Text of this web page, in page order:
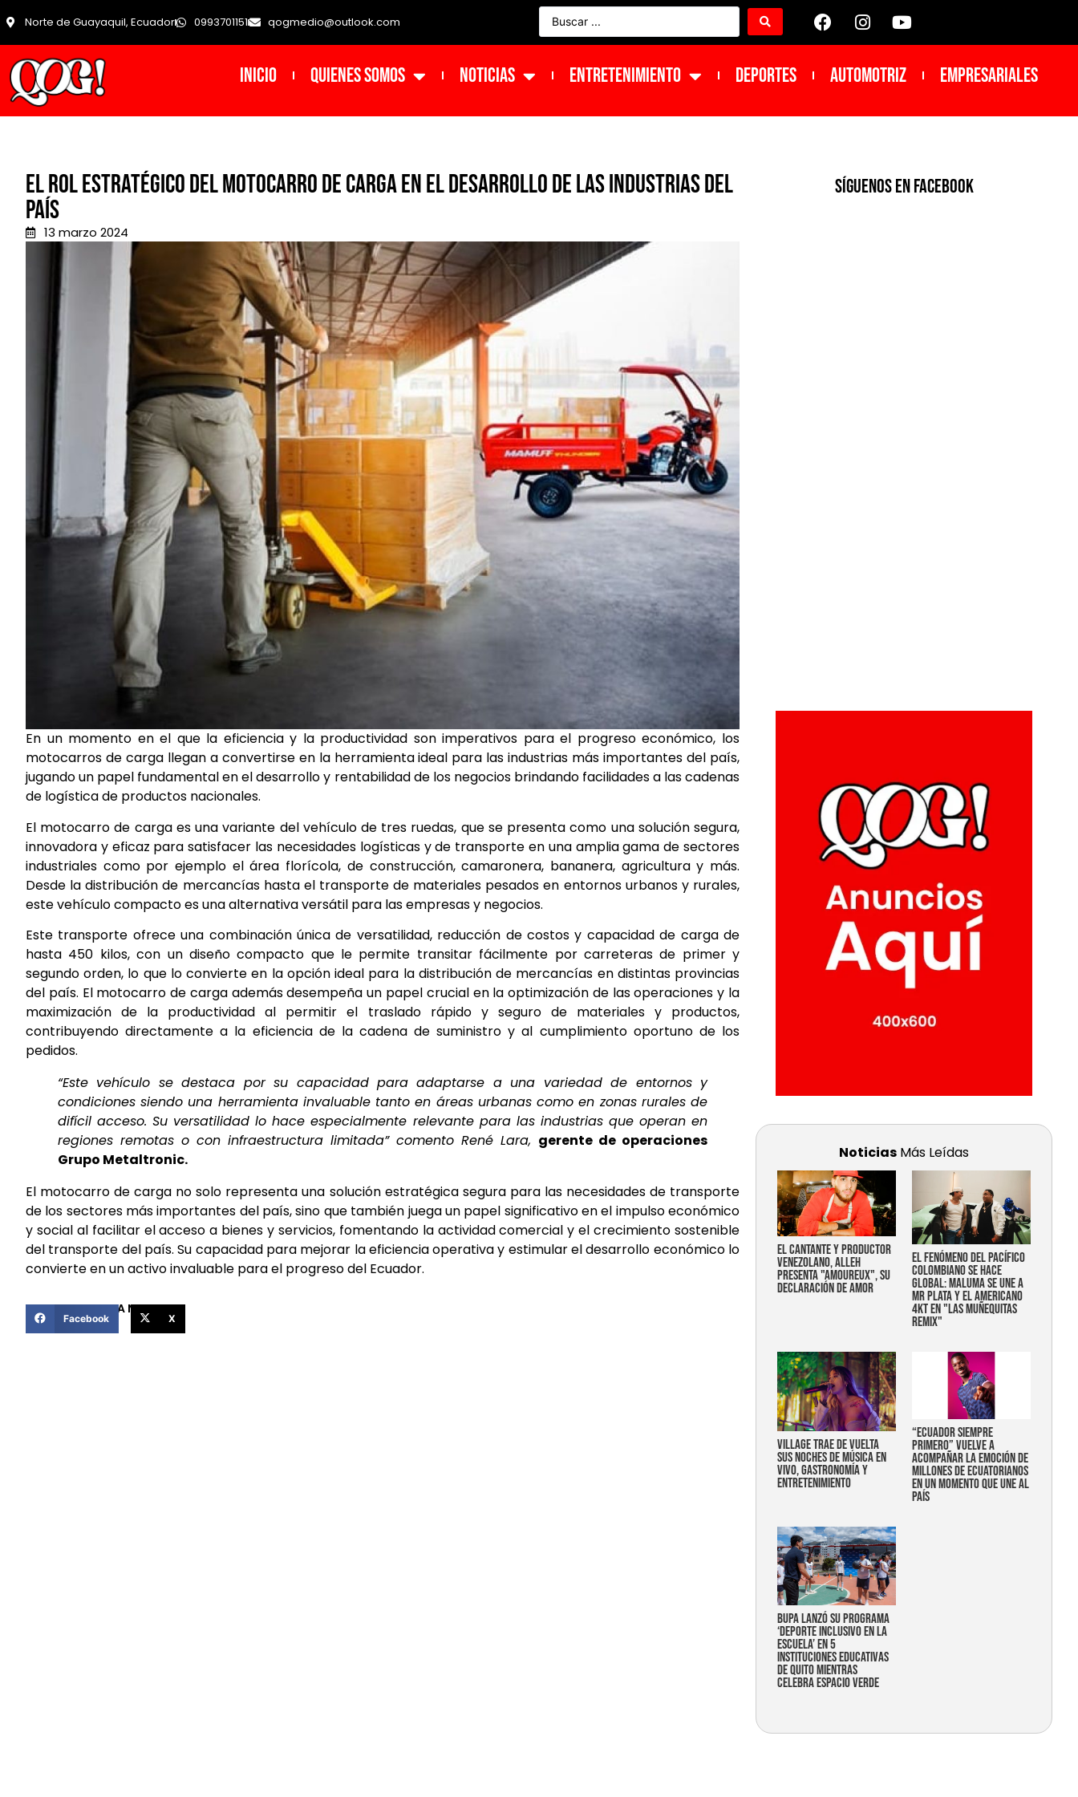
Norte de Guayaquil, Ecuador 0993701151 qogmedio@outlook.com
INICIO Quienes Somos NOTICIAS ENTRETENIMIENTO DEPORTES Automotriz Empresariales
El rol estratégico del motocarro de carga en el desarrollo de las industrias del
país
13 marzo 2024
En un momento en el que la eficiencia y la productividad son imperativos para el progreso económico, los
motocarros de carga llegan a convertirse en la herramienta ideal para las industrias más importantes del país,
jugando un papel fundamental en el desarrollo y rentabilidad de los negocios brindando facilidades a las cadenas
de logística de productos nacionales.
El motocarro de carga es una variante del vehículo de tres ruedas, que se presenta como una solución segura,
innovadora y eficaz para satisfacer las necesidades logísticas y de transporte en una amplia gama de sectores
industriales como por ejemplo el área florícola, de construcción, camaronera, bananera, agricultura y más.
Desde la distribución de mercancías hasta el transporte de materiales pesados en entornos urbanos y rurales,
este vehículo compacto es una alternativa versátil para las empresas y negocios.
Este transporte ofrece una combinación única de versatilidad, reducción de costos y capacidad de carga de
hasta 450 kilos, con un diseño compacto que le permite transitar fácilmente por carreteras de primer y
segundo orden, lo que lo convierte en la opción ideal para la distribución de mercancías en distintas provincias
del país. El motocarro de carga además desempeña un papel crucial en la optimización de las operaciones y la
maximización de la productividad al permitir el traslado rápido y seguro de materiales y productos,
contribuyendo directamente a la eficiencia de la cadena de suministro y al cumplimiento oportuno de los
pedidos.
“Este vehículo se destaca por su capacidad para adaptarse a una variedad de entornos y
condiciones siendo una herramienta invaluable tanto en áreas urbanas como en zonas rurales de
difícil acceso. Su versatilidad lo hace especialmente relevante para las industrias que operan en
regiones remotas o con infraestructura limitada” comento René Lara, gerente de operaciones
Grupo Metaltronic.
El motocarro de carga no solo representa una solución estratégica segura para las necesidades de transporte
de los sectores más importantes del país, sino que también juega un papel significativo en el impulso económico
y social al facilitar el acceso a bienes y servicios, fomentando la actividad comercial y el crecimiento sostenible
del transporte del país. Su capacidad para mejorar la eficiencia operativa y estimular el desarrollo económico lo
convierte en un activo invaluable para el progreso del Ecuador.
COMPARTIR ESTA NOTICIA
Facebook X
SíGUENOS EN FACEBOOK
Noticias Más Leídas
EL CANTANTE Y PRODUCTOR
VENEZOLANO, ALLEH
PRESENTA "AMOUREUX", SU
DECLARACIÓN DE AMOR
EL FENÓMENO DEL PACÍFICO
COLOMBIANO SE HACE
GLOBAL: MALUMA SE UNE A
MR PLATA Y EL AMERICANO
4KT EN "LAS MUÑEQUITAS
REMIX"
Village trae de vuelta
sus noches de música en
vivo, gastronomía y
entretenimiento
“Ecuador siempre
primero” vuelve a
acompañar la emoción de
millones de ecuatorianos
en un momento que une al
país
Bupa lanzó su programa
‘Deporte Inclusivo en la
Escuela’ en 5
instituciones educativas
de Quito mientras
celebra espacio verde